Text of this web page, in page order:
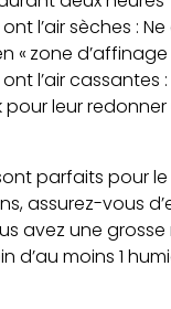
l’air sèches :
« zone d’affinage
l’air cassantes
leur
parfaits pour
assurez-vous
avez une
d’au moins 1